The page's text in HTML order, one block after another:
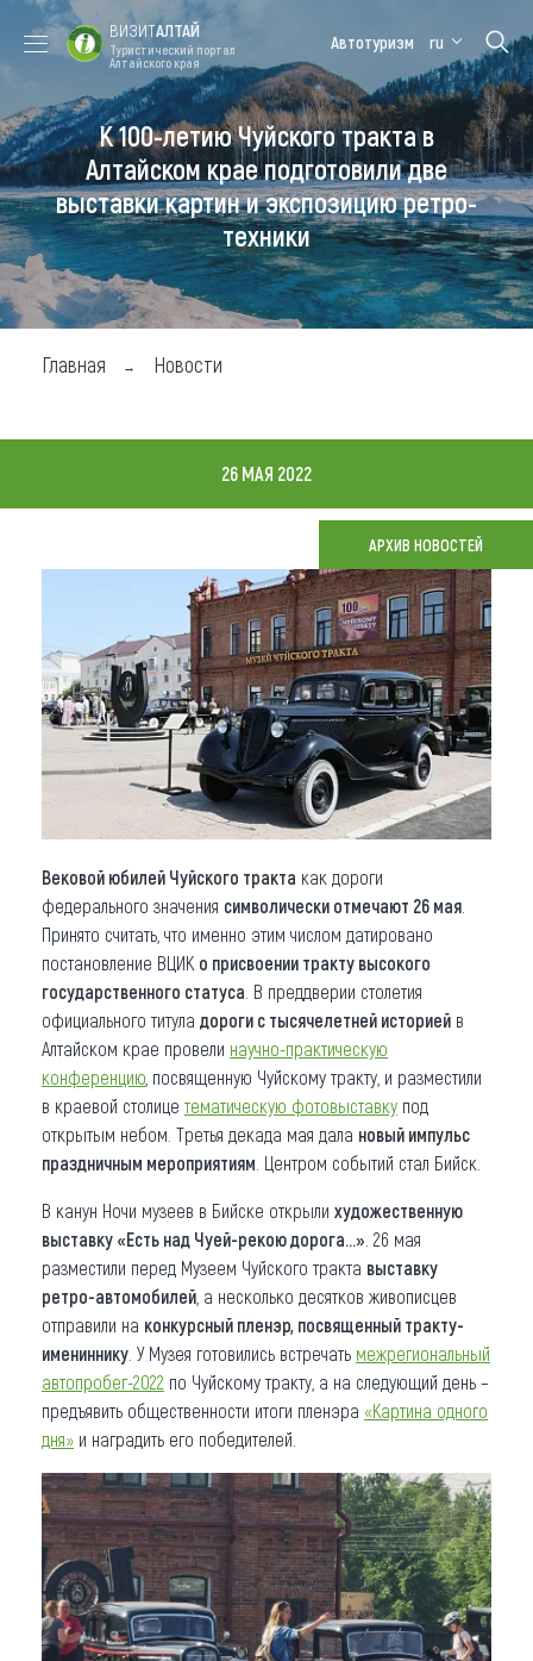
Форум VISIT
ALTAI
Цветение
маральника
Медицинский
форум
Алтайская
зимовка
Туры
Где побывать
Чем заняться
Где остановиться
Что привезти (сувениры)
О регионе
Коллекция впечатлений
Другие рубрики
ВИЗИТАЛТАЙ
Туристический портал
Алтайского края
Автотуризм ru
К 100-летию Чуйского тракта в
Алтайском крае подготовили две
выставки картин и экспозицию ретро-
техники
Главная Новости
26 МАЯ 2022
АРХИВ НОВОСТЕЙ
Вековой юбилей Чуйского тракта как дороги
федерального значения символически отмечают 26 мая
Принято считать, что именно этим числом датировано
постановление ВЦИК о присвоении тракту высокого
государственного статуса . В преддверии столетия
официального титула дороги с тысячелетней историей в
Алтайском крае провели научно-практическую
конференцию , посвященную Чуйскому тракту, и разместили
в краевой столице тематическую фотовыставку под
открытым небом. Третья декада мая дала новый импульс
праздничным мероприятиям . Центром событий стал Бийск.
В канун Ночи музеев в Бийске открыли художественную
выставку «Есть над Чуей-рекою дорога...» . 26 мая
разместили перед Музеем Чуйского тракта выставку
ретро-автомобилей , а несколько десятков живописцев
отправили на конкурсный пленэр, посвященный тракту-
имениннику . У Музея готовились встречать межрегиональный
автопробег-2022 по Чуйскому тракту, а на следующий день –
предъявить общественности итоги пленэра «Картина одного
дня» и наградить его победителей.